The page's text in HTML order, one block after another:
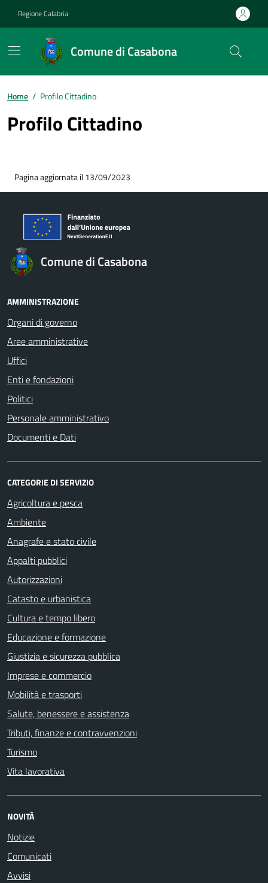
Regione Calabria
Comune di Casabona
Home / Profilo Cittadino
Profilo Cittadino
Pagina aggiornata il 13/09/2023
Comune di Casabona
AMMINISTRAZIONE
Organi di governo
Aree amministrative
Uffici
Enti e fondazioni
Politici
Personale amministrativo
Documenti e Dati
CATEGORIE DI SERVIZIO
Agricoltura e pesca
Ambiente
Anagrafe e stato civile
Appalti pubblici
Autorizzazioni
Catasto e urbanistica
Cultura e tempo libero
Educazione e formazione
Giustizia e sicurezza pubblica
Imprese e commercio
Mobilità e trasporti
Salute, benessere e assistenza
Tributi, finanze e contravvenzioni
Turismo
Vita lavorativa
NOVITÀ
Notizie
Comunicati
Avvisi